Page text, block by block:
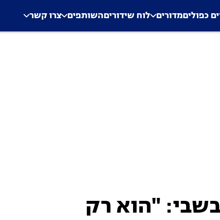
Application error: a
. כפוליםמדורים לוח שידוריםהשותפים צרו קשר
בשבי: "הוא רק